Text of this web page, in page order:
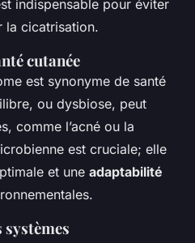
indispensable pour éviter
la cicatrisation.
cutanée
est synonyme de santé
ou dysbiose, peut
comme l’acné ou la
est cruciale; elle
et une adaptabilité
systèmes